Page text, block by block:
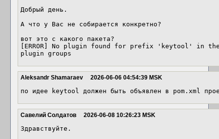
Добрый день.
А что у Вас не собирается конкретно?
вот это с какого пакета?
[ERROR] No plugin found for prefix 'keytool' in
plugin groups
Aleksandr Shamaraev 2026-06-06 04:54:39 MSK
по идее keytool должен быть объявлен в pom.xml
Савелий Солдатов 2026-06-08 10:26:23 MSK
Здравствуйте.